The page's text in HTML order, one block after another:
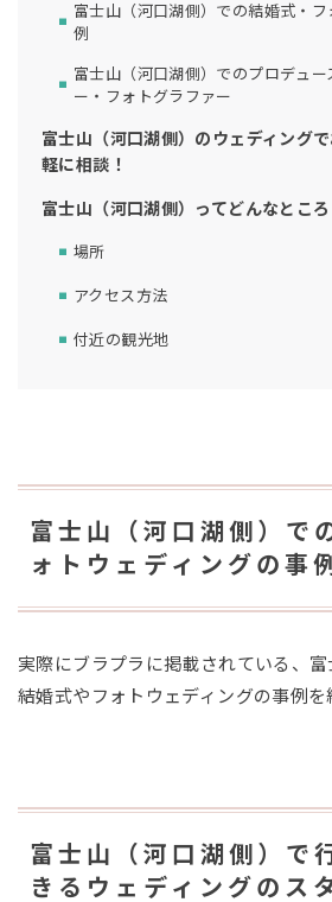
富士山（河口湖側）での結婚式・
例
富士山（河口湖側）でのプロデュー
ー・フォトグラファー
富士山（河口湖側）のウェディング
軽に相談！
富士山（河口湖側）ってどんなところ
場所
アクセス方法
付近の観光地
富士山（河口湖側）で
ォトウェディングの事例
実際にブラプラに掲載されている、
結婚式やフォトウェディングの事例を
富士山（河口湖側）で
きるウェディングのス